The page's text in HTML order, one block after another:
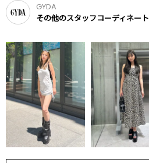
GYDA
その他のスタッフコーディネート